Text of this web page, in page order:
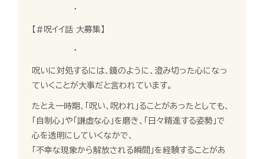
・
【#呪イイ話 大募集】
・
呪いに対処するには、鏡のように、澄み切った心になっ
ていくことが大事だと言われています。
たとえ一時期、「呪い、呪われ」ることがあったとしても、
「自制心」や「謙虚な心」を磨き、「日々精進する姿勢」で
心を透明にしていくなかで、
「不幸な現象から解放される瞬間」を経験することがあ